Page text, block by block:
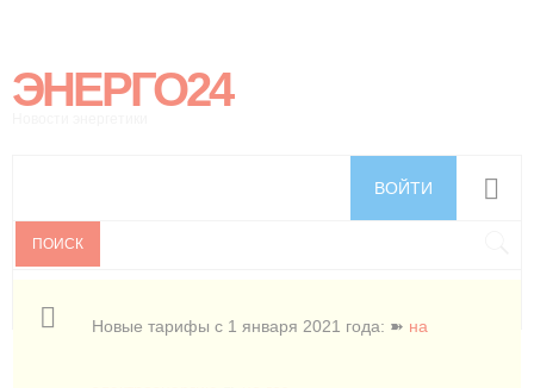
ЭНЕРГО24
ВОЙТИ
Новые тарифы с 1 января 2021 года: ➽ на
ПОИСК